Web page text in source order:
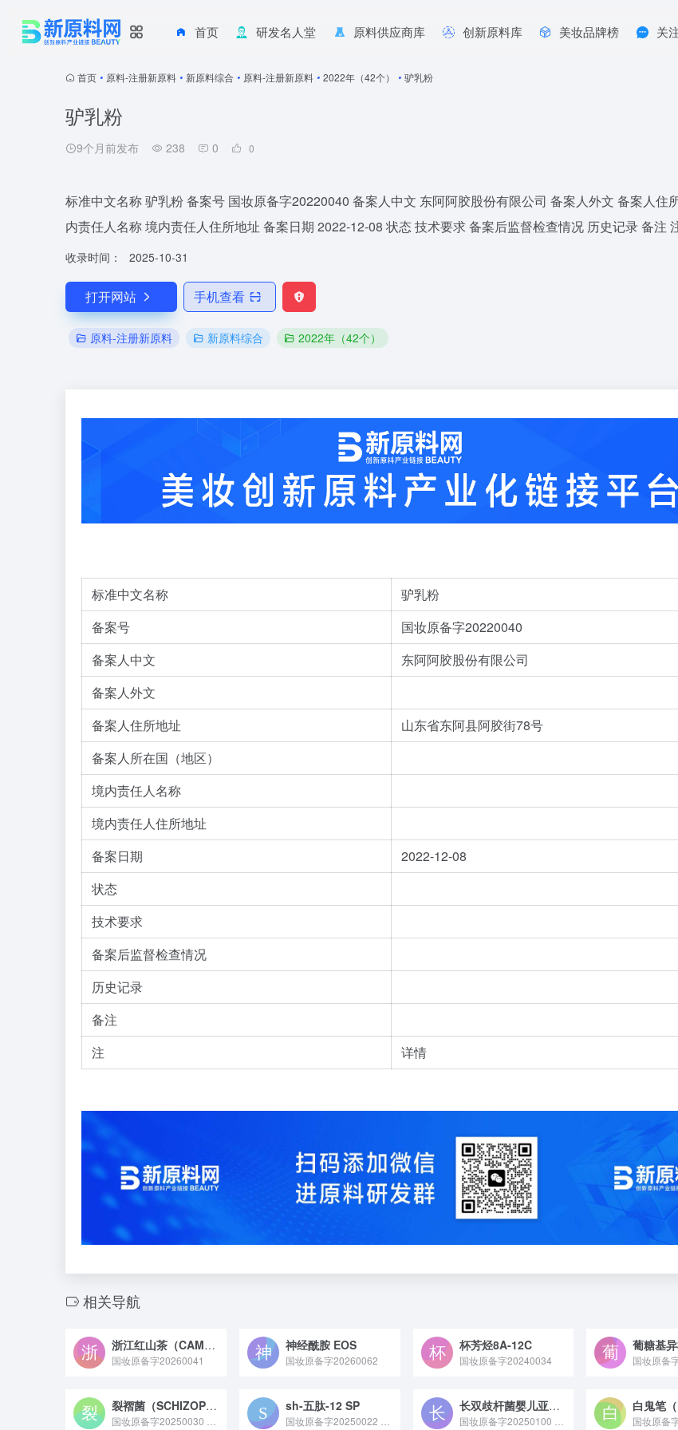
首页 研发名人堂 原料供应商库 创新原料库 美妆品牌榜 关
首页 • 原料-注册新原料 • 新原料综合 • 原料-注册新原料 • 2022年（42个） • 驴乳粉
驴乳粉
9个月前发布 238 0 0
标准中文名称 驴乳粉 备案号 国妆原备字20220040 备案人中文 东阿阿胶股份有限公司 备案人外文 备案人
内责任人名称 境内责任人住所地址 备案日期 2022-12-08 状态 技术要求 备案后监督检查情况 历史记录 备注
收录时间： 2025-10-31
打开网站 手机查看
原料-注册新原料 新原料综合 2022年（42个）
标准中文名称
驴乳粉
备案号
国妆原备字20220040
备案人中文
东阿阿胶股份有限公司
备案人外文
备案人住所地址
山东省东阿县阿胶街78号
备案人所在国（地区）
境内责任人名称
境内责任人住所地址
备案日期
2022-12-08
状态
技术要求
备案后监督检查情况
历史记录
备注
注
详情
相关导航
浙江红山茶（CAMELLIA CHEKIANGOLEOSA）叶提取物
国妆原备字20260041
神经酰胺 EOS
国妆原备字20260062
杯芳烃8A-12C
国妆原备字20240034
葡糖基
国妆原备
裂褶菌（SCHIZOPHYLLUM COMMUNE）发酵产物滤液
国妆原备字20250030 裂褶菌（SCHIZOPHYLLUM COMMUNE）发酵产物滤液原料是通过微生物发酵技术培养裂褶菌获得的滤液，富含多糖、氨基酸等活性成分，具备舒缓修护、保湿维稳的特性，常作为功效性成分应用于化妆品领域。
sh-五肽-12 SP
国妆原备字20250022 sh - 五肽 - 12 SP 是上海家化联合股份有限公司于 2025 年备案（备案号：国妆原备字 20250022）的化妆品新原料，作为含 5 个氨基酸残基的活性肽类成分，其核心作用为促进皮肤屏障相关蛋白合成，助力增强肌肤屏障功能。
长双歧杆菌婴儿亚种/乳糖发酵溶胞产物
国妆原备字20250100 长双歧杆菌婴儿亚种 / 乳糖发酵溶胞产物是法国科兰黎化妆品实验室于 2025 年 8 月 14 日完成备案的化妆品新原料，它是长双歧杆菌婴儿亚种发酵乳糖后经溶胞处理得到的产物，含有蛋白质、核酸、胞内酶等成分，具有抗氧化、抗光损伤、修复皮肤屏障等功效，适用于敏感肌修护、抗衰老及婴幼儿护理产品。 国妆原备